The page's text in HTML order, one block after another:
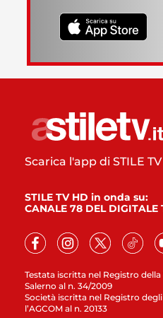
Testata iscritta nel Registro
Salerno al n. 34/2009
Società iscritta nel Registro
l’AGCOM al n. 20133
Scarica l'app di STILE
STILE TV HD in onda su:
CANALE 78 DEL DIGITALE